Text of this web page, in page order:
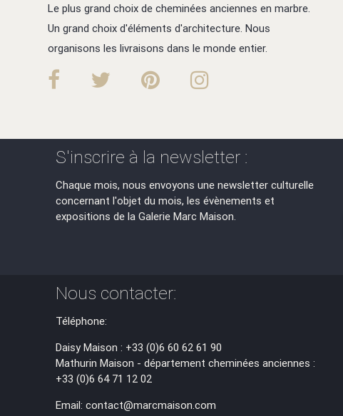
Le plus grand choix de cheminées anciennes en marbre.
Un grand choix d'éléments d'architecture. Nous
organisons les livraisons dans le monde entier.
S'inscrire à la newsletter :
Chaque mois, nous envoyons une newsletter culturelle
concernant l'objet du mois, les évènements et
expositions de la Galerie Marc Maison.
Nous contacter:
Téléphone:
Daisy Maison : +33 (0)6 60 62 61 90
Mathurin Maison - département cheminées anciennes :
+33 (0)6 64 71 12 02
Email: contact@marcmaison.com